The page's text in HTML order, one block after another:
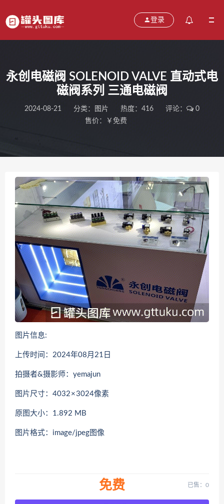
登录
永创电磁阀 SOLENOID VALVE 直动式电
磁阀系列 三通电磁阀
2024-08-21 分类： 图片 热度：416 评论：
0
售价：￥免费
图片信息:
上传时间：2024年08月21日
拍摄者&摄影师：yemajun
图片尺寸：4032 × 3024像素
原图大小：1.892 MB
图片格式：image/jpeg图像
免费 已售：0